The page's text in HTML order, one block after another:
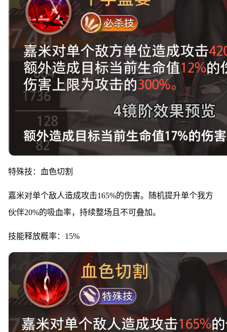
特殊技：血色切割
嘉米对单个敌人造成攻击165%的伤害。随机提升单个我方
伙伴20%的吸血率，持续整场且不可叠加。
技能释放概率：15%